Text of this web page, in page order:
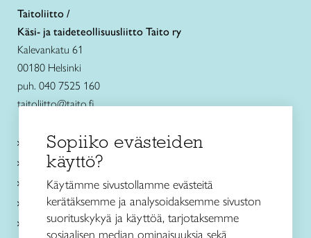
Taitoliitto /
Käsi- ja taideteollisuusliitto Taito ry
Kalevankatu 61
00180 Helsinki
puh. 040 7525 160
taitoliitto@taito.fi
Käsityökurssit ja koulutus
Ajankohtaista
Käsityöohjeet
Me olemme Taito
Paikallinen toiminta
Sopiiko evästeiden
käyttö?
Käytämme sivustollamme evästeitä
kerätäksemme ja analysoidaksemme sivuston
suorituskykyä ja käyttöä, tarjotaksemme
sosiaalisen median ominaisuuksia sekä